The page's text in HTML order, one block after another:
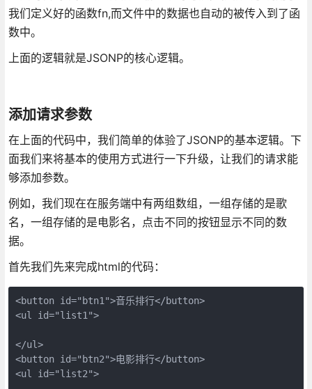
我们定义好的函数fn,而文件中的数据也自动的被传入到了函
数中。
上面的逻辑就是JSONP的核心逻辑。
添加请求参数
在上面的代码中，我们简单的体验了JSONP的基本逻辑。下
面我们来将基本的使用方式进行一下升级，让我们的请求能
够添加参数。
例如，我们现在在服务端中有两组数组，一组存储的是歌
名，一组存储的是电影名，点击不同的按钮显示不同的数
据。
首先我们先来完成html的代码：
<button id="btn1">音乐排行</button>
<ul id="list1">
</ul>
<button id="btn2">电影排行</button>
<ul id="list2">